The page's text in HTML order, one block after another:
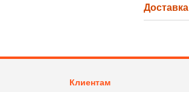
Доставка
Клиентам